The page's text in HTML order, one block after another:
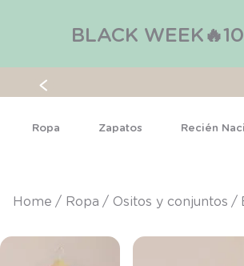
BLACK
Ropa Zapatos Recién
ropa ositos y conjuntos